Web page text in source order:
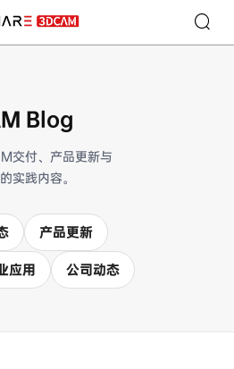
Blog
交付、产品更新与
实践内容。
产品更新
应用 公司动态